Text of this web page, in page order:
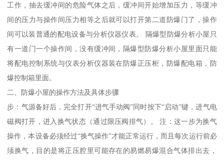
工作，抽去缓冲间的危险气体之后，缓冲间开始增加压力，等缓冲
间的压力与操作间压力相等之后就可以打开第二道防爆门了，操作
间可以装普通的配电设备与分析仪器仪表。 隔爆型防爆分析小屋只
有一道门一个操作间，没有缓冲间，隔爆型防爆分析小屋里面只能
将配电控制系统与仪表分析仪器装在防爆正压柜，防爆配电箱，防
爆控制箱里面。
二、防爆小屋的操作方法及具体步骤
步：气源备好后，完全打开“进气手动阀”同时按下“启动”键，进气电
磁阀打开，进入换气状态（通过限压阀排气）。 注：这一步为换气
操作，本设备必须经过“换气操作”才能正常运行，而且每次运行前必
须换气，目的是将正压腔里可能存在的易燃易爆混合气体排出去，